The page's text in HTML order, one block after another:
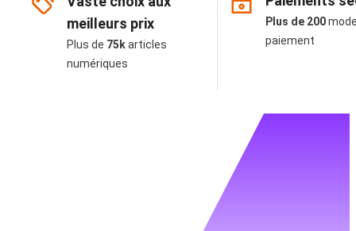
meilleurs prix
Plus de 75karticles
numériques
Plus de 200
paiement